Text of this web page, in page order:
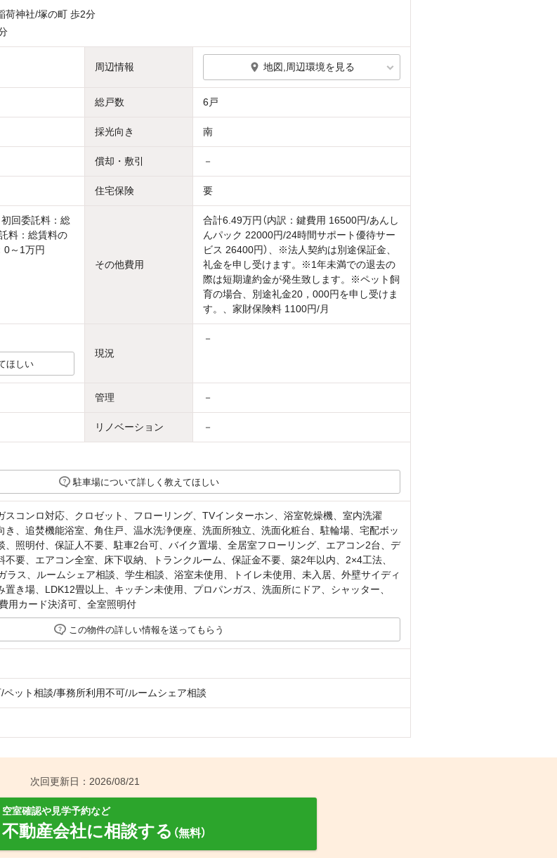
荷神社/塚の町 歩2分
周辺情報 地図,周辺環境を見る
総戸数 6戸
採光向き 南
償却・敷引 －
住宅保険 要
回委託料：総
料：総賃料の
0～1万円
その他費用
合計6.49万円（内訳：鍵費用 16500円/あんし
んパック 22000円/24時間サポート優待サー
ビス 26400円）、※法人契約は別途保証金、
礼金を申し受けます。※1年未満での退去の
際は短期違約金が発生致します。※ペット飼
育の場合、別途礼金20，000円を申し受けま
す。、家財保険料 1100円/月
ほしい
現況
－
管理 －
リノベーション －
駐車場について詳しく教えてほしい
スコンロ対応、クロゼット、フローリング、TVインターホン、浴室乾燥機、室内洗濯
き、追焚機能浴室、角住戸、温水洗浄便座、洗面所独立、洗面化粧台、駐輪場、宅配ボッ
、照明付、保証人不要、駐車2台可、バイク置場、全居室フローリング、エアコン2台、デ
不要、エアコン全室、床下収納、トランクルーム、保証金不要、築2年以内、2×4工法、
ラス、ルームシェア相談、学生相談、浴室未使用、トイレ未使用、未入居、外壁サイディ
置き場、LDK12畳以上、キッチン未使用、プロパンガス、洗面所にドア、シャッター、
用カード決済可、全室照明付
この物件の詳しい情報を送ってもらう
ット相談/事務所利用不可/ルームシェア相談
次回更新日：2026/08/21
空室確認や見学予約など
不動産会社に相談する （無料）